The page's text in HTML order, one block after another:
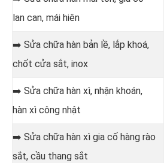
lan can, mái hiên
➡️ Sửa chữa hàn bản lề, lắp khoá,
chốt cửa sắt, inox
➡️ Sửa chữa hàn xì, nhận khoán,
hàn xì công nhật
➡️ Sửa chữa hàn xì gia cố hàng rào
sắt, cầu thang sắt